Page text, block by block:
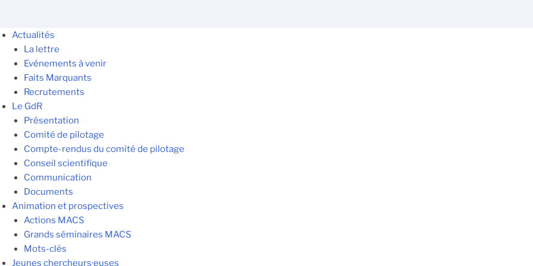
Actualités
La lettre
Evénements à venir
Faits Marquants
Recrutements
Le GdR
Présentation
Comité de pilotage
Compte-rendus du comité de pilotage
Conseil scientifique
Communication
Documents
Animation et prospectives
Actions MACS
Grands séminaires MACS
Mots-clés
Jeunes chercheurs·euses